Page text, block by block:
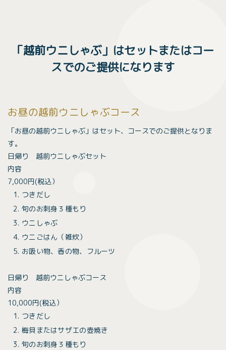
「越前ウニしゃぶ」はセットまたはコー
スでのご提供になります
お昼の越前ウニしゃぶコース
「お昼の越前ウニしゃぶ」はセット、コースでのご提供となりま
す。
日帰り 越前ウニしゃぶセット
内容
7,000円(税込）
つきだし
旬のお刺身３種もり
ウニしゃぶ
ウニごはん（雑炊）
お吸い物、香の物、フルーツ
日帰り 越前ウニしゃぶコース
内容
10,000円(税込）
つきだし
梅貝またはサザエの壺焼き
旬のお刺身３種もり